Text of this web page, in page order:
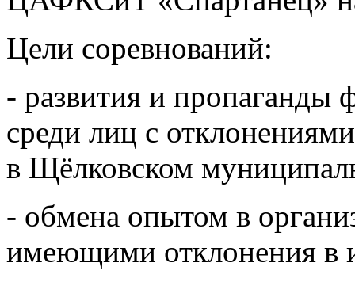
Цели соревнований:
- развития и пропаганды
среди лиц с
в Щёлковском
- обмена опытом в
имеющими отклонения в